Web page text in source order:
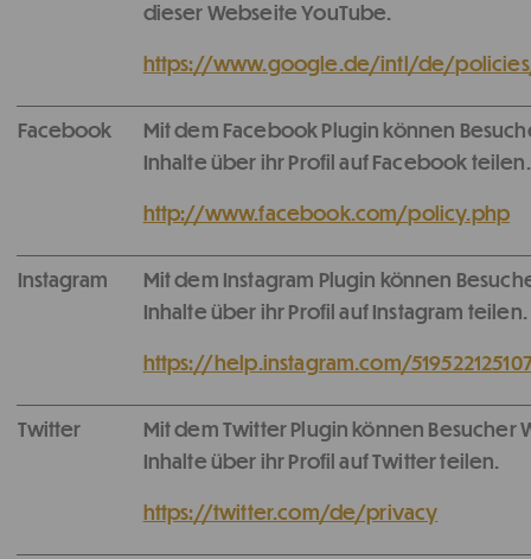
dieser Webseite YouTube.
https://www.google.de/intl/de/
Facebook
Mit dem Facebook Plugin können
Inhalte über ihr Profil auf Facebook teilen.
http://www.facebook.com/policy.php
Instagram
Mit dem Instagram Plugin können
Inhalte über ihr Profil auf Instagram teilen.
https://help.instagram.com/
Twitter
Mit dem Twitter Plugin können Besucher
Inhalte über ihr Profil auf Twitter teilen.
https://twitter.com/de/privacy